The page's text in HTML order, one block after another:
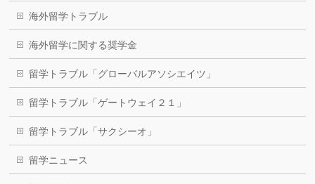
海外留学トラブル
海外留学に関する奨学金
留学トラブル「グローバルアソシエイツ」
留学トラブル「ゲートウェイ２１」
留学トラブル「サクシーオ」
留学ニュース